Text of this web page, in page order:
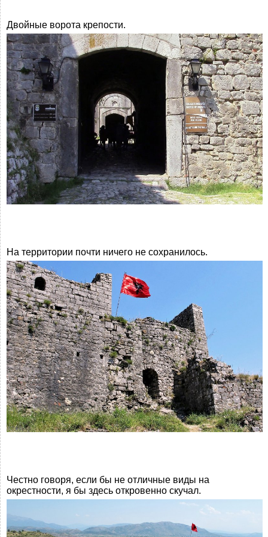
Двойные ворота крепости.
На территории почти ничего не сохранилось.
Честно говоря, если бы не отличные виды на
окрестности, я бы здесь откровенно скучал.